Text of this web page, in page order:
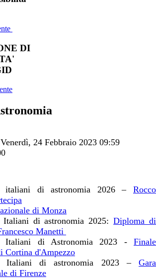
DI
24 Febbraio 2023 09:59
italiani di astronomia 2026 – Rocco
di Monza
Italiani di astronomia 2025:Diploma di
Manetti
Italiani di Astronomia 2023 - Finale
Cortina d'Ampezzo
Italiani di astronomia 2023 – Gara
di Firenze